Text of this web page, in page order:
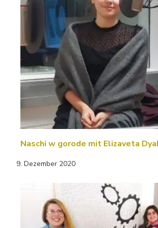
Naschi w gorode mit Elizaveta
9. Dezember 2020